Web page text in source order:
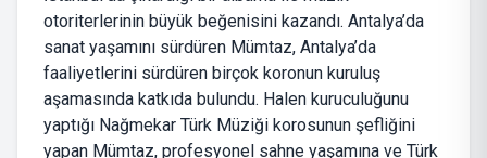
otoriterlerinin büyük beğenisini kazandı. Antalya’da
sanat yaşamını sürdüren Mümtaz, Antalya’da
faaliyetlerini sürdüren birçok koronun kuruluş
aşamasında katkıda bulundu. Halen kuruculuğunu
yaptığı Nağmekar Türk Müziği korosunun şefliğini
yapan Mümtaz, profesyonel sahne yaşamına ve Türk